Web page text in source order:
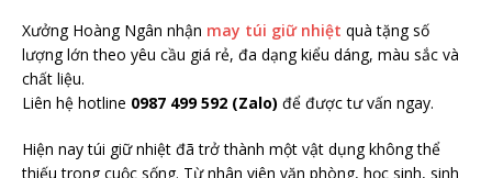
Xưởng Hoàng Ngân nhận may túi giữ nhiệt quà tặng số
lượng lớn theo yêu cầu giá rẻ, đa dạng kiểu dáng, màu sắc và
chất liệu.
Liên hệ hotline 0987 499 592 (Zalo) để được tư vấn ngay.
Hiện nay túi giữ nhiệt đã trở thành một vật dụng không thể
thiếu trong cuộc sống. Từ nhân viên văn phòng, học sinh, sinh